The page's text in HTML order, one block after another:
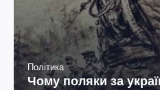
Політика
Чому поляки за